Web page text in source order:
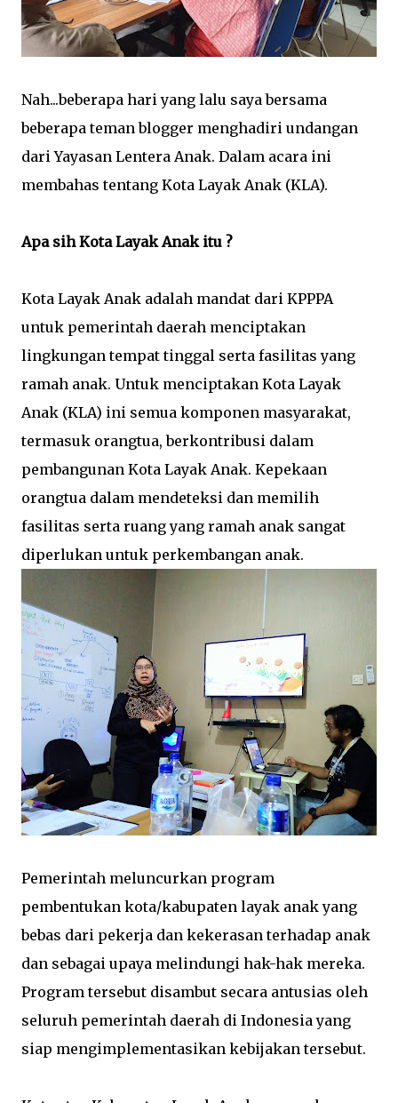
Nah...beberapa hari yang lalu saya bersama
beberapa teman blogger menghadiri undangan
dari Yayasan Lentera Anak. Dalam acara ini
membahas tentang Kota Layak Anak (KLA).
Apa sih Kota Layak Anak itu ?
Kota Layak Anak adalah mandat dari KPPPA
untuk pemerintah daerah menciptakan
lingkungan tempat tinggal serta fasilitas yang
ramah anak. Untuk menciptakan Kota Layak
Anak (KLA) ini semua komponen masyarakat,
termasuk orangtua, berkontribusi dalam
pembangunan Kota Layak Anak. Kepekaan
orangtua dalam mendeteksi dan memilih
fasilitas serta ruang yang ramah anak sangat
diperlukan untuk perkembangan anak.
Pemerintah meluncurkan program
pembentukan kota/kabupaten layak anak yang
bebas dari pekerja dan kekerasan terhadap anak
dan sebagai upaya melindungi hak-hak mereka.
Program tersebut disambut secara antusias oleh
seluruh pemerintah daerah di Indonesia yang
siap mengimplementasikan kebijakan tersebut.